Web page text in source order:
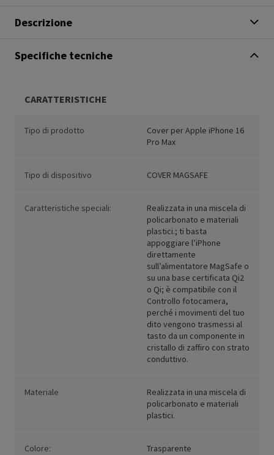
Descrizione
Specifiche tecniche
CARATTERISTICHE
Tipo di prodotto
Cover per Apple iPhone 16
Pro Max
Tipo di dispositivo COVER MAGSAFE
Caratteristiche speciali:
Realizzata in una miscela di
policarbonato e materiali
plastici.; ti basta
appoggiare l’iPhone
direttamente
sull’alimentatore MagSafe o
su una base certificata Qi2
o Qi; è compatibile con il
Controllo fotocamera,
perché i movimenti del tuo
dito vengono trasmessi al
tasto da un componente in
cristallo di zaffiro con strato
conduttivo.
Materiale
Realizzata in una miscela di
policarbonato e materiali
plastici.
Colore: Trasparente